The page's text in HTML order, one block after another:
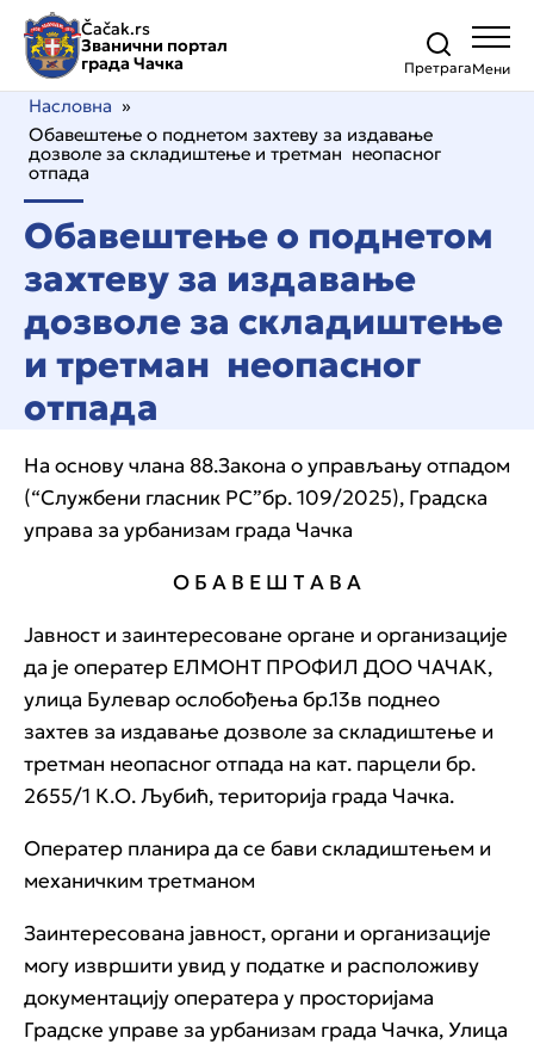
Čačak.rs
Званични портал
града Чачка
Претрага
Насловна »
Обавештење о поднетом захтеву за издавање
дозволе за складиштење и третман неопасног
отпада
Обавештење о поднетом
захтеву за издавање
дозволе за складиштење
и третман неопасног
отпада
На основу члана 88.Закона о управљању отпадом
(“Службени гласник РС”бр. 109/2025), Градска
управа за урбанизам града Чачка
О Б А В Е Ш Т А В А
Јавност и заинтересоване органе и организације
да је оператер ЕЛМОНТ ПРОФИЛ ДОО ЧАЧАК,
улица Булевар ослобођења бр.13в поднео
захтев за издавање дозволе за складиштење и
третман неопасног отпада на кат. парцели бр.
2655/1 К.О. Љубић, територија града Чачка.
Оператер планира да се бави складиштењем и
механичким третманом
Заинтересована јавност, органи и организације
могу извршити увид у податке и расположиву
документацију оператера у просторијама
Градске управе за урбанизам града Чачка, Улица